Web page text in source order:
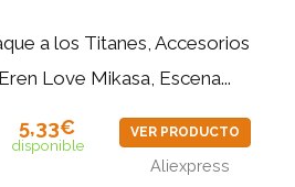
a los Titanes, Accesorios
Love Mikasa, Escena...
5,33€
disponible
VER PRODUCTO
Aliexpress